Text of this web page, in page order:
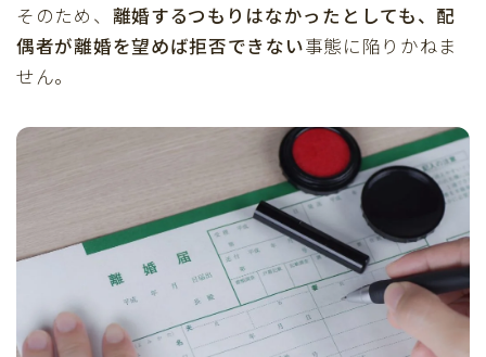
そのため、 離婚するつもりはなかったとしても、配
偶者が離婚を望めば拒否できない事態に陥りかねま
せん。